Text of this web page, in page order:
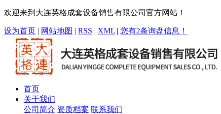
欢迎来到大连英格成套设备销售有限公司官方网站！
设为首页 | 网站地图 | RSS | XML | 您有2条询盘信息！
首页
关于我们
公司简介 资质档案 联系我们